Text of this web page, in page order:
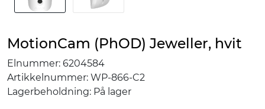
MotionCam (PhOD) Jeweller, hvit
Elnummer: 6204584
Artikkelnummer: WP-866-C2
Lagerbeholdning: På lager